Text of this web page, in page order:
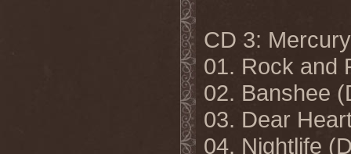
CD 3:
01. Rock and
02. Banshee
03. Dear
04. Nightlife